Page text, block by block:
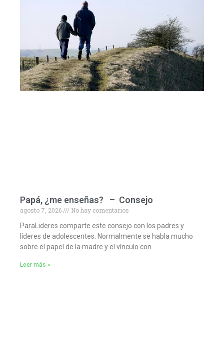
Papá, ¿me enseñas? – Consejo
agosto 7, 2026
No hay comentarios
ParaLideres comparte este consejo con los padres y
líderes de adolescentes. Normalmente se habla mucho
sobre el papel de la madre y el vínculo con
Leer más »